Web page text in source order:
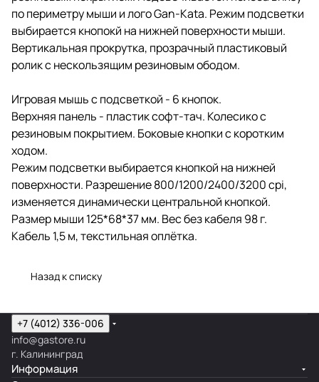
по периметру мыши и лого Gan-Kata. Режим подсветки
выбирается кнопокй на нижней поверхности мыши.
Вертикальная прокрутка, прозрачный пластиковый
ролик с нескользящим резиновым ободом.
Игровая мышь с подсветкой - 6 кнопок.
Верхняя панель - пластик софт-тач. Колесико с
резиновым покрытием. Боковые кнопки с коротким
ходом.
Режим подсветки выбирается кнопкой на нижней
поверхности. Разрешение 800/1200/2400/3200 cpi,
изменяется динамически центральной кнопкой.
Размер мыши 125*68*37 мм. Вес без кабеля 98 г.
Кабель 1,5 м, текстильная оплётка.
Назад к списку
+7 (4012) 336-006
info@gastore.ru
г. Калининград
Информация